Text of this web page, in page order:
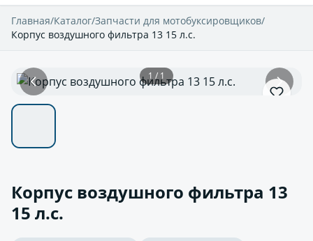
Главная/Каталог/Запчасти для мотобуксировщиков/
Корпус воздушного фильтра 13 15 л.с.
1 / 1
Корпус воздушного фильтра 13
15 л.с.